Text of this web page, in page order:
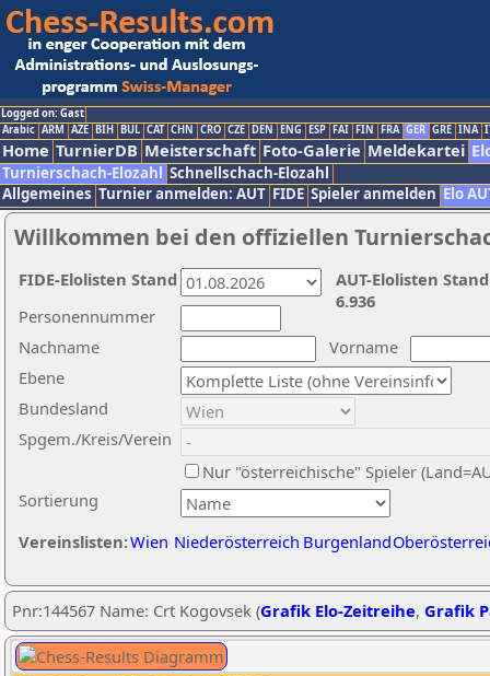
Logged on: Gast
Arabic ARM AZE BIH BUL CAT CHN CRO CZE DEN ENG ESP FAI FIN FRA GER GRE INA
Home TurnierDB Meisterschaft Foto-Galerie Meldekartei
Turnierschach-Elozahl Schnellschach-Elozahl
Allgemeines Turnier anmelden: AUT FIDE Spieler anmelden Elo
Willkommen bei den offiziellen
Nachname
Vorname
Ebene
Sortierung
Personennummer
Bundesland
Spgem./Kreis/Verein
Nur "österreichische" Spieler
Vereinslisten:Wien Niederösterreich Burgenland
AUT-Elolisten
6.936
FIDE-Elolisten Stand
Pnr:144567 Name: Crt Kogovsek (Grafik Elo-Zeitreihe, Grafik